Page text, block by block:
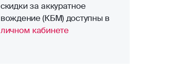
скидки за аккуратное
вождение (КБМ) доступны в
личном кабинете